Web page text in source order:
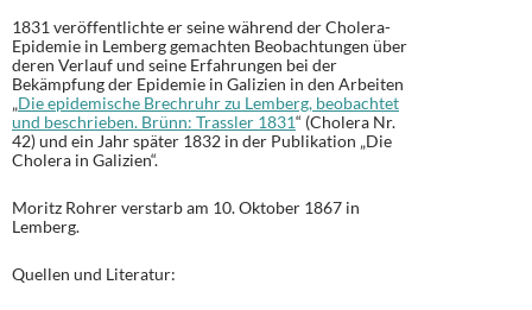
1831 veröffentlichte er seine während der Cholera-
Epidemie in Lemberg gemachten Beobachtungen über
deren Verlauf und seine Erfahrungen bei der
Bekämpfung der Epidemie in Galizien in den Arbeiten
„Die epidemische Brechruhr zu Lemberg, beobachtet
und beschrieben. Brünn: Trassler 1831“ (Cholera Nr.
42) und ein Jahr später 1832 in der Publikation „Die
Cholera in Galizien“.
Moritz Rohrer verstarb am 10. Oktober 1867 in
Lemberg.
Quellen und Literatur: